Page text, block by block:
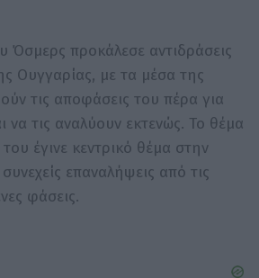
Όσμερς προκάλεσε αντιδράσεις
Ουγγαρίας, με τα μέσα της
τις αποφάσεις του πέρα για
να τις αναλύουν εκτενώς. Το θέμα
έγινε κεντρικό θέμα στην
επαναλήψεις από τις
φάσεις.